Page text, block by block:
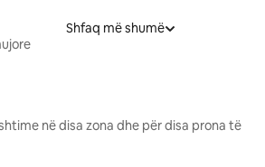
Shfaq më shumë
në disa zona dhe për disa prona të